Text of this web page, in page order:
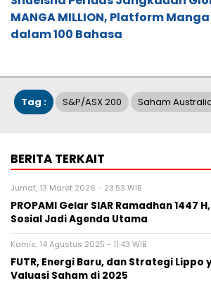
MANGA MILLION, Platform
dalam 100 Bahasa
Tag : S&P/ASX 200 Saham
BERITA TERKAIT
Jumat, 13 Maret 2026 - 23:53 WIB
PROPAMI Gelar SIAR Ramadhan 1447
Sosial Jadi Agenda Utama
Kamis, 14 Agustus 2025 - 11:43 WIB
FUTR, Energi Baru, dan Strategi Lippo
Valuasi Saham di 2025